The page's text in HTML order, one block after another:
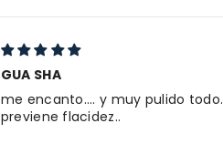
GUA SHA
me encanto.... y muy pulido
previene flacidez..